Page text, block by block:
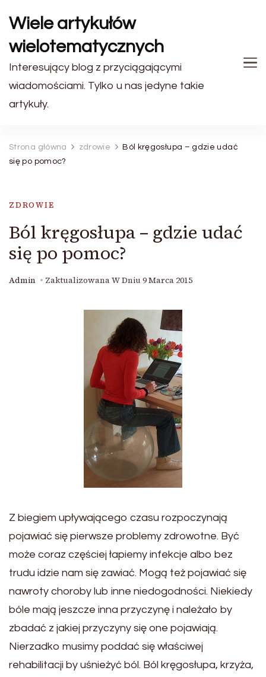
Wiele artykułów
wielotematycznych
Interesujący blog z przyciągającymi
wiadomościami. Tylko u nas jedyne takie
artykuły.
Strona główna zdrowie
Ból kręgosłupa – gdzie udać
się po pomoc?
ZDROWIE
Ból kręgosłupa – gdzie udać
się po pomoc?
Admin Zaktualizowana W Dniu 9 Marca 2015
Z biegiem upływającego czasu rozpoczynają
pojawiać się pierwsze problemy zdrowotne. Być
może coraz częściej łapiemy infekcje albo bez
trudu idzie nam się zawiać. Mogą też pojawiać się
nawroty choroby lub inne niedogodności. Niekiedy
bóle mają jeszcze inna przyczynę i należało by
zbadać z jakiej przyczyny się one pojawiają.
Nierzadko musimy poddać się właściwej
rehabilitacji by uśnieżyć ból. Ból kręgosłupa, krzyża,